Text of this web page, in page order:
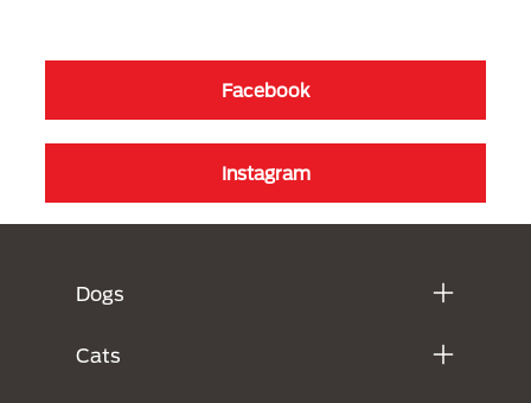
Facebook
Instagram
Dogs
Cats